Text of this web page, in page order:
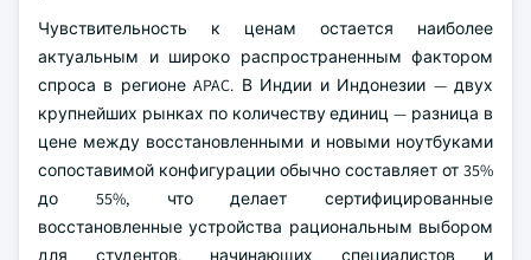
Чувствительность к ценам остается наиболее
актуальным и широко распространенным фактором
спроса в регионе APAC. В Индии и Индонезии — двух
крупнейших рынках по количеству единиц — разница в
цене между восстановленными и новыми ноутбуками
сопоставимой конфигурации обычно составляет от 35%
до 55%, что делает сертифицированные
восстановленные устройства рациональным выбором
для студентов, начинающих специалистов и